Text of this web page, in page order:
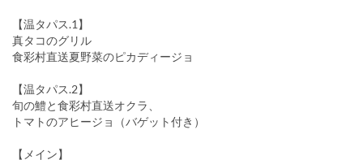
【温タパス.1】
真タコのグリル
食彩村直送夏野菜のピカディージョ
【温タパス.2】
旬の鱧と食彩村直送オクラ、
トマトのアヒージョ（バゲット付き）
【メイン】